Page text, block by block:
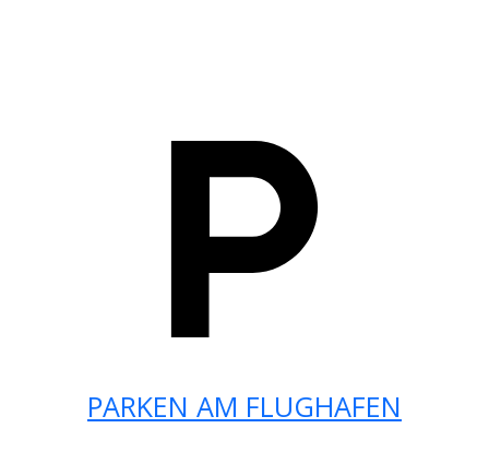
PARKEN AM FLUGHAFEN